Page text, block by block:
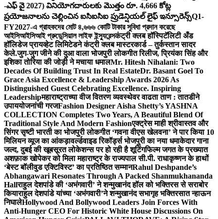
-ఎఫ్ వై 2027) వినియోగదారులకు మొత్తం రూ. 4,666 కోట్ల
ప్రయోజనాలను చెల్లించిన ఐసిఐసిఐ ప్రుడెన్షియల్ లైఫ్ ఇన్సూరెన్స్Q1-
FY2027-এ গ্রাহকদের মোট ৪,৬৬৬ কোটি টাকার সুবিধা প্রদান করেছে
আইসিআইসিআই প্রুডেন্সিয়াল লাইফ ইন্স্যুরেন্সकंट्री क्लब हॉस्पिटॅलिटी अँड
हॉलिडेज प्रायव्हेट लिमिटेडने कंट्री क्लब मास्टरकार्ड – तुर्कस्तान सादर
केले.जुग-जुग जीने की दुआ वाला भोजपुरी लोकगीत रिलीज, प्रियंका सिंह और
इशिका तोरिया की जोड़ी ने मचाया धमालMr. Hitesh Nihalani: Two
Decades Of Building Trust In Real EstateDr. Basant Goel To
Grace Asia Excellence & Leadership Awards 2026 As
Distinguished Guest Celebrating Excellence. Inspiring
Leadershipमहाराष्ट्राच्या वीज वितरण व्यवस्थेवर वाढता ताण : तातडीने
उपाययोजनांची गरजFashion Designer Aisha Shetty’s YASHNA
COLLECTION Completes Two Years, A Beautiful Blend Of
Traditional Style And Modern Fashionएक्ट्रेस माही श्रीवास्तव और
सिंगर सृष्टी भारती का भोजपुरी लोकगीत ‘गवना वीएस खेलवना’ ने पार किया 10
मिलियन व्यूज का आंकड़ावर्ल्डवाइड रिकॉर्ड्स भोजपुरी का नया धमाकेदार गाना
जल्द, दुबई की खूबसूरत लोकेशन्स पर हो रही है शूटिंगफिल्म जगत के प्रख्यात
अशफ़ाक खोपेकर को मिला महाराष्ट्र के राज्यपाल सी.पी. राधाकृष्णन के हाथों
‘बेस्ट बॉलीवुड एक्टिविस्ट’ का प्रतिष्ठित सम्मानRahul Deshpande’s
Abhangawari Resonates Through A Packed Shanmukhananda
Hallराहुल देशपांडे की ‘अभंगवारी’ ने शन्मुखानंद हॉल को भक्तिरस से सराबोर
कियाराहुल देशपांडे यांच्या ‘अभंगवारी’ने शन्मुखानंद सभागृह भक्तिरसात न्हाऊन
निघालेHollywood And Bollywood Leaders Join Forces With
Anti-Hunger CEO For Historic White House Discussions On